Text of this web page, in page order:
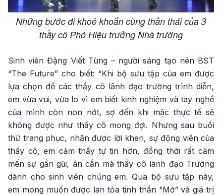
Những bước đi khoẻ khoắn cùng thần thái của 3
thầy cô Phó Hiệu trưởng Nhà trường
Sinh viên Đặng Viết Tùng – người sáng tạo nên BST
“The Future” cho biết: “Khi bộ sưu tập của em được
lựa chọn để các thầy cô lãnh đạo trường trình diễn,
em vừa vui, vừa lo vì em biết kinh nghiệm và tay nghề
của mình còn non nớt, sợ đến khi mặc thực tế sẽ
không được như thầy cô mong đợi. Nhưng sau buổi
thử trang phục, nhận được lời khen, sự động viên của
thầy cô, em cảm thấy tự tin hơn, đồng thời rất cảm
mến sự gần gũi, ân cần mà thầy cô lãnh đạo Trường
dành cho sinh viên chúng em. Qua bộ sưu tập này,
em mong muốn được lan tỏa tinh thần “Mở” và giá trị